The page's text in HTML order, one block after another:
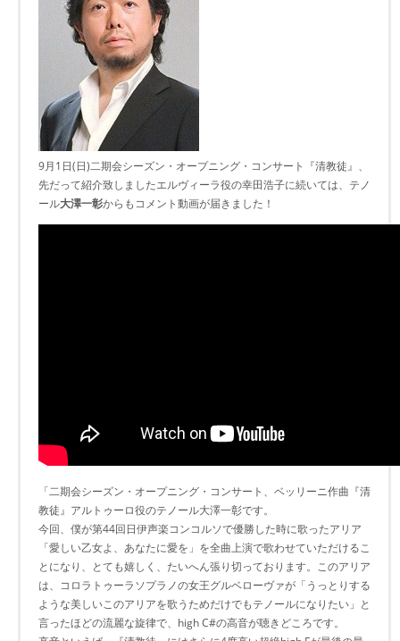
9月1日(日)二期会シーズン・オープニング・コンサート『清教徒』、
先だって紹介致しましたエルヴィーラ役の幸田浩子に続いては、テノ
ール大澤一彰からもコメント動画が届きました！
「二期会シーズン・オープニング・コンサート、ベッリーニ作曲『清
教徒』アルトゥーロ役のテノール大澤一彰です。
今回、僕が第44回日伊声楽コンコルソで優勝した時に歌ったアリア
「愛しい乙女よ、あなたに愛を」を全曲上演で歌わせていただけるこ
とになり、とても嬉しく、たいへん張り切っております。このアリア
は、コロラトゥーラソプラノの女王グルベローヴァが「うっとりする
ような美しいこのアリアを歌うためだけでもテノールになりたい」と
言ったほどの流麗な旋律で、high C#の高音が聴きどころです。